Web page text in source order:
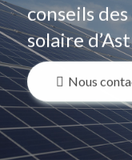
conseils
solaire
Nous